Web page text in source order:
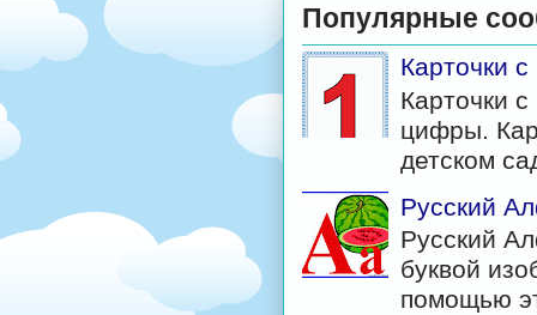
Популярные
Карточки
Карточки
цифры.
детском
Русский
Русский
буквой
помощью